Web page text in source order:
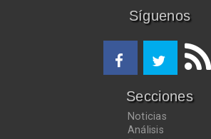
Síguenos
Secciones
Noticias
Análisis